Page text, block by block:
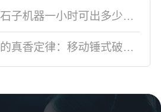
一小时可出多少吨石子，报价优惠的厂家有吗
：移动锤式破碎车上的哪些配置看似普通，实际很重要?